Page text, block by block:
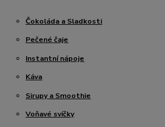
Čokoláda a Sladkosti
Pečené čaje
Instantní nápoje
Káva
Sirupy a Smoothie
Voňavé svíčky